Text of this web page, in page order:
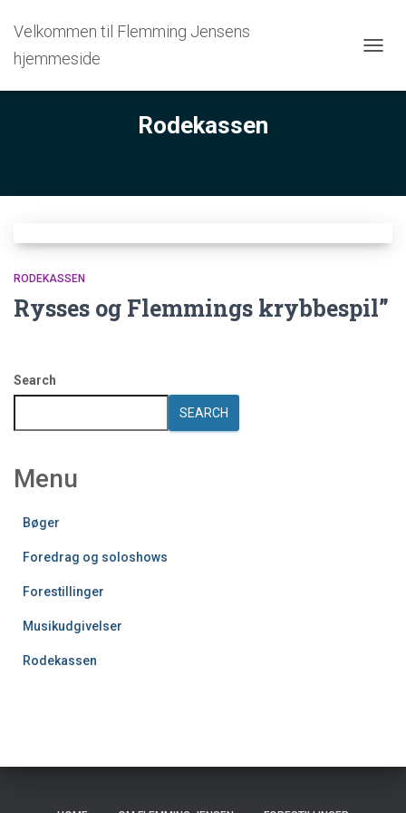
Velkommen til Flemming Jensens
hjemmeside
Rodekassen
RODEKASSEN
Rysses og Flemmings krybbespil”
Search
SEARCH
Menu
Bøger
Foredrag og soloshows
Forestillinger
Musikudgivelser
Rodekassen